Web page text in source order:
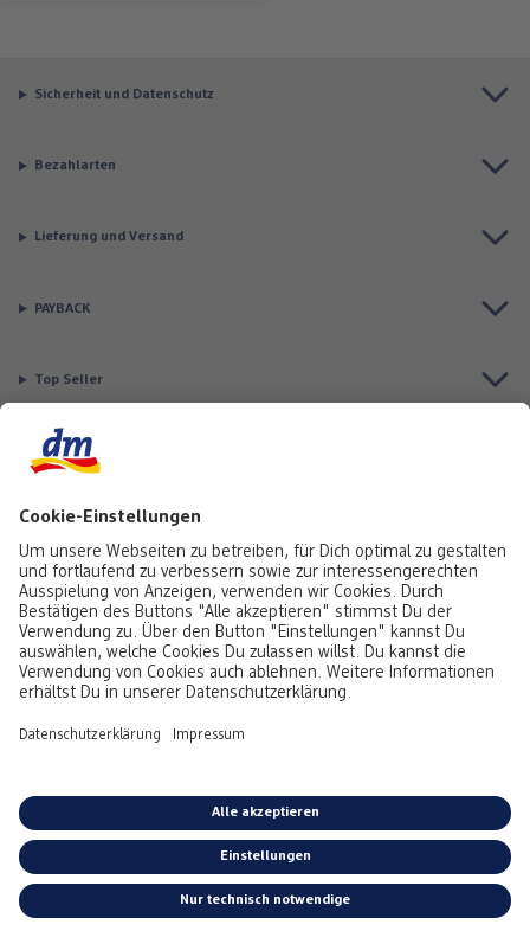
Sicherheit und Datenschutz
Bezahlarten
Lieferung und Versand
PAYBACK
Top Seller
Aktuell besonders beliebt
Service & Auftragsstatus
Informationen
Rufe uns gerne an:0441 18131903 Montag bis Samstag: 8:00 – 20:00 Uhr,
Sonntag: 10:00 - 18:00 Uhr
oder per E-Mail erreichen:
Emojis vonEmojitwo(ehemalsEmojione), lizenziert unterCC-BY 4.0.
*Alle Preise inkl. MwSt. zzgl. Versandkosten bei Postversand gem.
Preisliste.
Kostenloser Versand in Deinen dm-Markt.